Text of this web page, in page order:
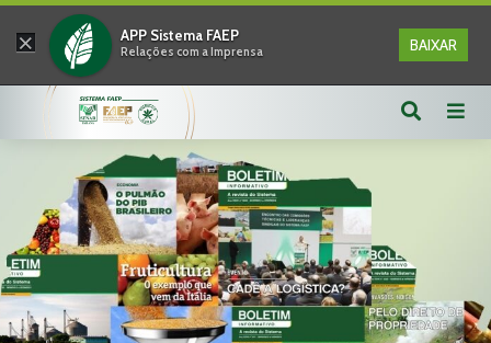
× APP Sistema FAEP
Relações com a Imprensa BAIXAR